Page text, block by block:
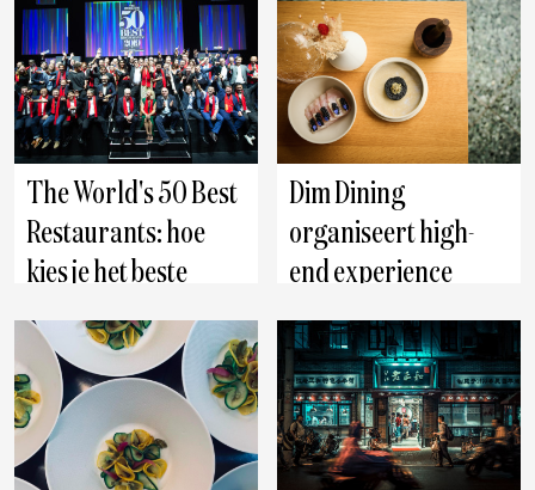
The World's 50 Best
Restaurants: hoe
kies je het beste
restaurant ter
wereld?
Dim Dining
organiseert high-
end experience
tijdens uitreiking
The World's 50 Best
Restaurants